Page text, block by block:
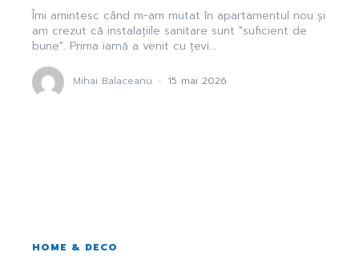
Îmi amintesc când m-am mutat în apartamentul nou și
am crezut că instalațiile sanitare sunt "suficient de
bune". Prima iarnă a venit cu țevi...
Mihai Balaceanu - 15 mai 2026
HOME & DECO